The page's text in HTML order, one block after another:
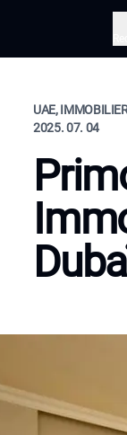
UAE,
2025. 07. 04